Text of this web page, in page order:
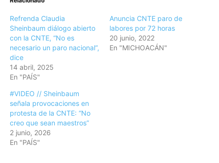
Refrenda Claudia
Sheinbaum diálogo abierto
con la CNTE, “No es
necesario un paro nacional”,
dice
14 abril, 2025
En "PAÍS"
Anuncia CNTE paro de
labores por 72 horas
20 junio, 2022
En "MICHOACÁN"
#VIDEO // Sheinbaum
señala provocaciones en
protesta de la CNTE: “No
creo que sean maestros”
2 junio, 2026
En "PAÍS"